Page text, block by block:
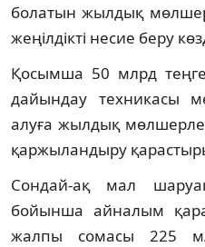
болатын жылдық
жеңілдікті несие беру
Қосымша 50 млрд
дайындау техникасы
алуға жылдық
қаржыландыру
Сондай-ақ мал
бойынша айналым
жалпы сомасы 225